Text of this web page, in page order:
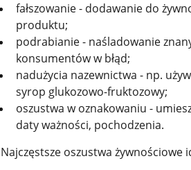
fałszowanie - dodawanie do
produktu;
podrabianie - naśladowanie
konsumentów w błąd;
nadużycia nazewnictwa - np.
syrop glukozowo-fruktozowy;
oszustwa w oznakowaniu -
daty ważności, pochodzenia.
Najczęstsze oszustwa żywnościowe